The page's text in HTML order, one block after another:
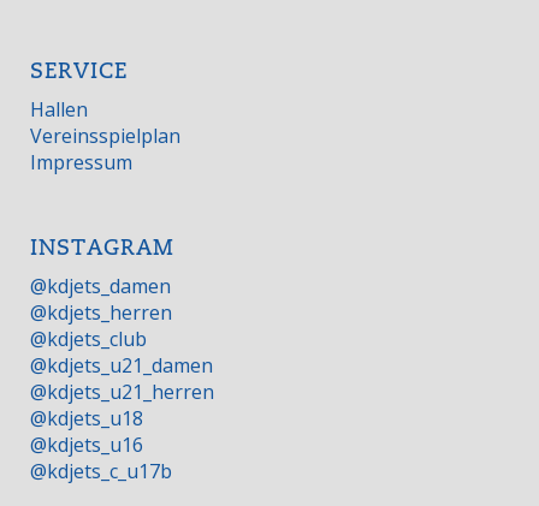
SERVICE
Hallen
Vereinsspielplan
Impressum
INSTAGRAM
@kdjets_damen
@kdjets_herren
@kdjets_club
@kdjets_u21_damen
@kdjets_u21_herren
@kdjets_u18
@kdjets_u16
@kdjets_c_u17b